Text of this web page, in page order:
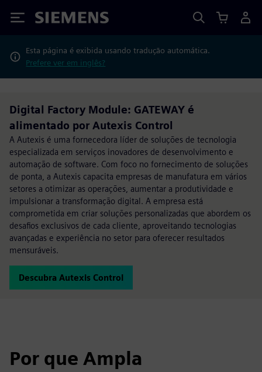
Siemens
Esta página é exibida usando tradução automática.
Prefere ver em inglês?
Digital Factory Module: GATEWAY é
alimentado por Autexis Control
A Autexis é uma fornecedora líder de soluções de tecnologia
especializada em serviços inovadores de desenvolvimento e
automação de software. Com foco no fornecimento de soluções
de ponta, a Autexis capacita empresas de manufatura em vários
setores a otimizar as operações, aumentar a produtividade e
impulsionar a transformação digital. A empresa está
comprometida em criar soluções personalizadas que abordem os
desafios exclusivos de cada cliente, aproveitando tecnologias
avançadas e experiência no setor para oferecer resultados
mensuráveis.
Descubra Autexis Control
Por que Ampla